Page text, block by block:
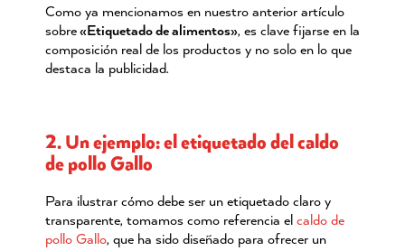
Como ya mencionamos en nuestro anterior artículo
sobre«Etiquetado de alimentos», es clave fijarse en la
composición real de los productos y no solo en lo que
destaca la publicidad.
2. Un ejemplo: el etiquetado del caldo
de pollo Gallo
Para ilustrar cómo debe ser un etiquetado claro y
transparente, tomamos como referencia elcaldo de
pollo Gallo, que ha sido diseñado para ofrecer un